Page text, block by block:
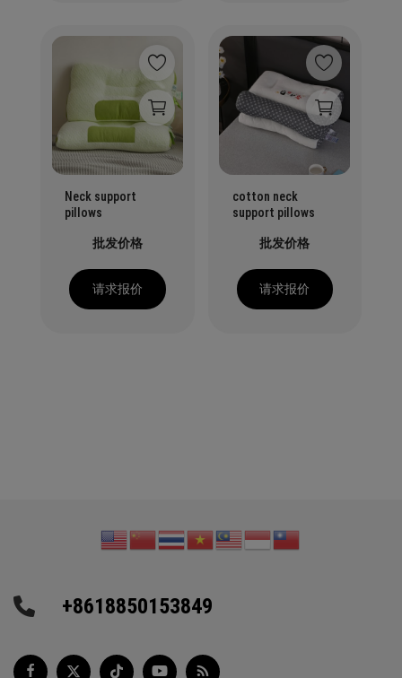
Neck support
pillows
批发价格
请求报价
cotton neck
support pillows
批发价格
请求报价
+8618850153849